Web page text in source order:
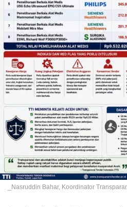
_Nasruddin Bahar, Koordinator